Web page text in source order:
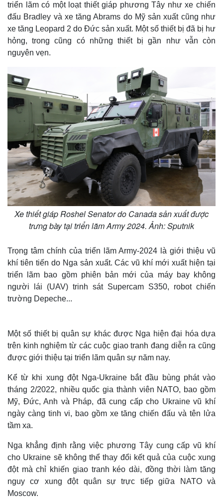
Thế giới
Quan sát
Cuộc sống đó đây
Multimedia
Video
%
i
T
i
m
e
i
t
u
e
triển lãm có một loạt thiết giáp phương Tây như xe chiến
đấu Bradley và xe tăng Abrams do Mỹ sản xuất cũng như
xe tăng Leopard 2 do Đức sản xuất. Một số thiết bị đã bị hư
hỏng, trong cũng có những thiết bị gần như vẫn còn
nguyên vẹn.
Xe thiết giáp Roshel Senator do Canada sản xuất được
trưng bày tại triển lãm Army 2024. Ảnh: Sputnik
Trọng tâm chính của triển lãm Army-2024 là giới thiệu vũ
khí tiên tiến do Nga sản xuất. Các vũ khí mới xuất hiện tại
triển lãm bao gồm phiên bản mới của máy bay không
người lái (UAV) trinh sát Supercam S350, robot chiến
trường Depeche...
Một số thiết bị quân sự khác được Nga hiện đại hóa dựa
trên kinh nghiệm từ các cuộc giao tranh đang diễn ra cũng
được giới thiệu tại triển lãm quân sự năm nay.
Kể từ khi xung đột Nga-Ukraine bắt đầu bùng phát vào
tháng 2/2022, nhiều quốc gia thành viên NATO, bao gồm
Mỹ, Đức, Anh và Pháp, đã cung cấp cho Ukraine vũ khí
ngày càng tinh vi, bao gồm xe tăng chiến đấu và tên lửa
tầm xa.
Nga khẳng định rằng việc phương Tây cung cấp vũ khí
cho Ukraine sẽ không thể thay đổi kết quả của cuộc xung
đột mà chỉ khiến giao tranh kéo dài, đồng thời làm tăng
nguy cơ xung đột quân sự trực tiếp giữa NATO và
Moscow.